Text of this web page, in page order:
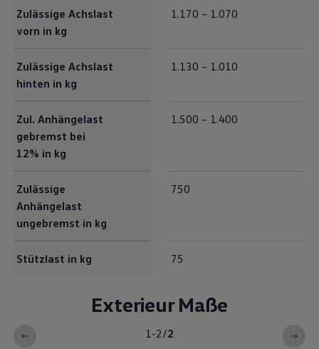
Bulli Magazin
Uptime
Zulässige Achslast
vorn in kg
1.170 – 1.070
Zulässige Achslast
hinten in kg
1.130 – 1.010
Zul. Anhängelast
gebremst bei
12% in kg
1.500 – 1.400
Zulässige
Anhängelast
ungebremst in kg
750
Stützlast in kg 75
Exterieur Maße
1-2/2